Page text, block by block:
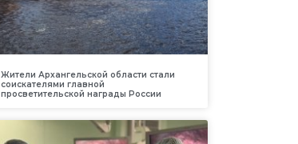
Жители Архангельской области стали
соискателями главной
просветительской награды России